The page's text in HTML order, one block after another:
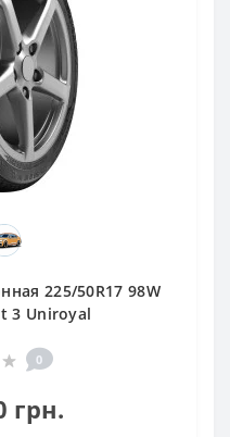
225/50R17 98W
3 Uniroyal
0
грн.